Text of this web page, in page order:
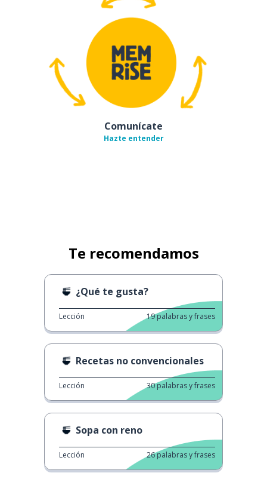
Comunícate
Hazte entender
Te recomendamos
¿Qué te gusta?
Lección 19palabras y frases
Recetas no convencionales
Lección 30palabras y frases
Sopa con reno
Lección 26palabras y frases